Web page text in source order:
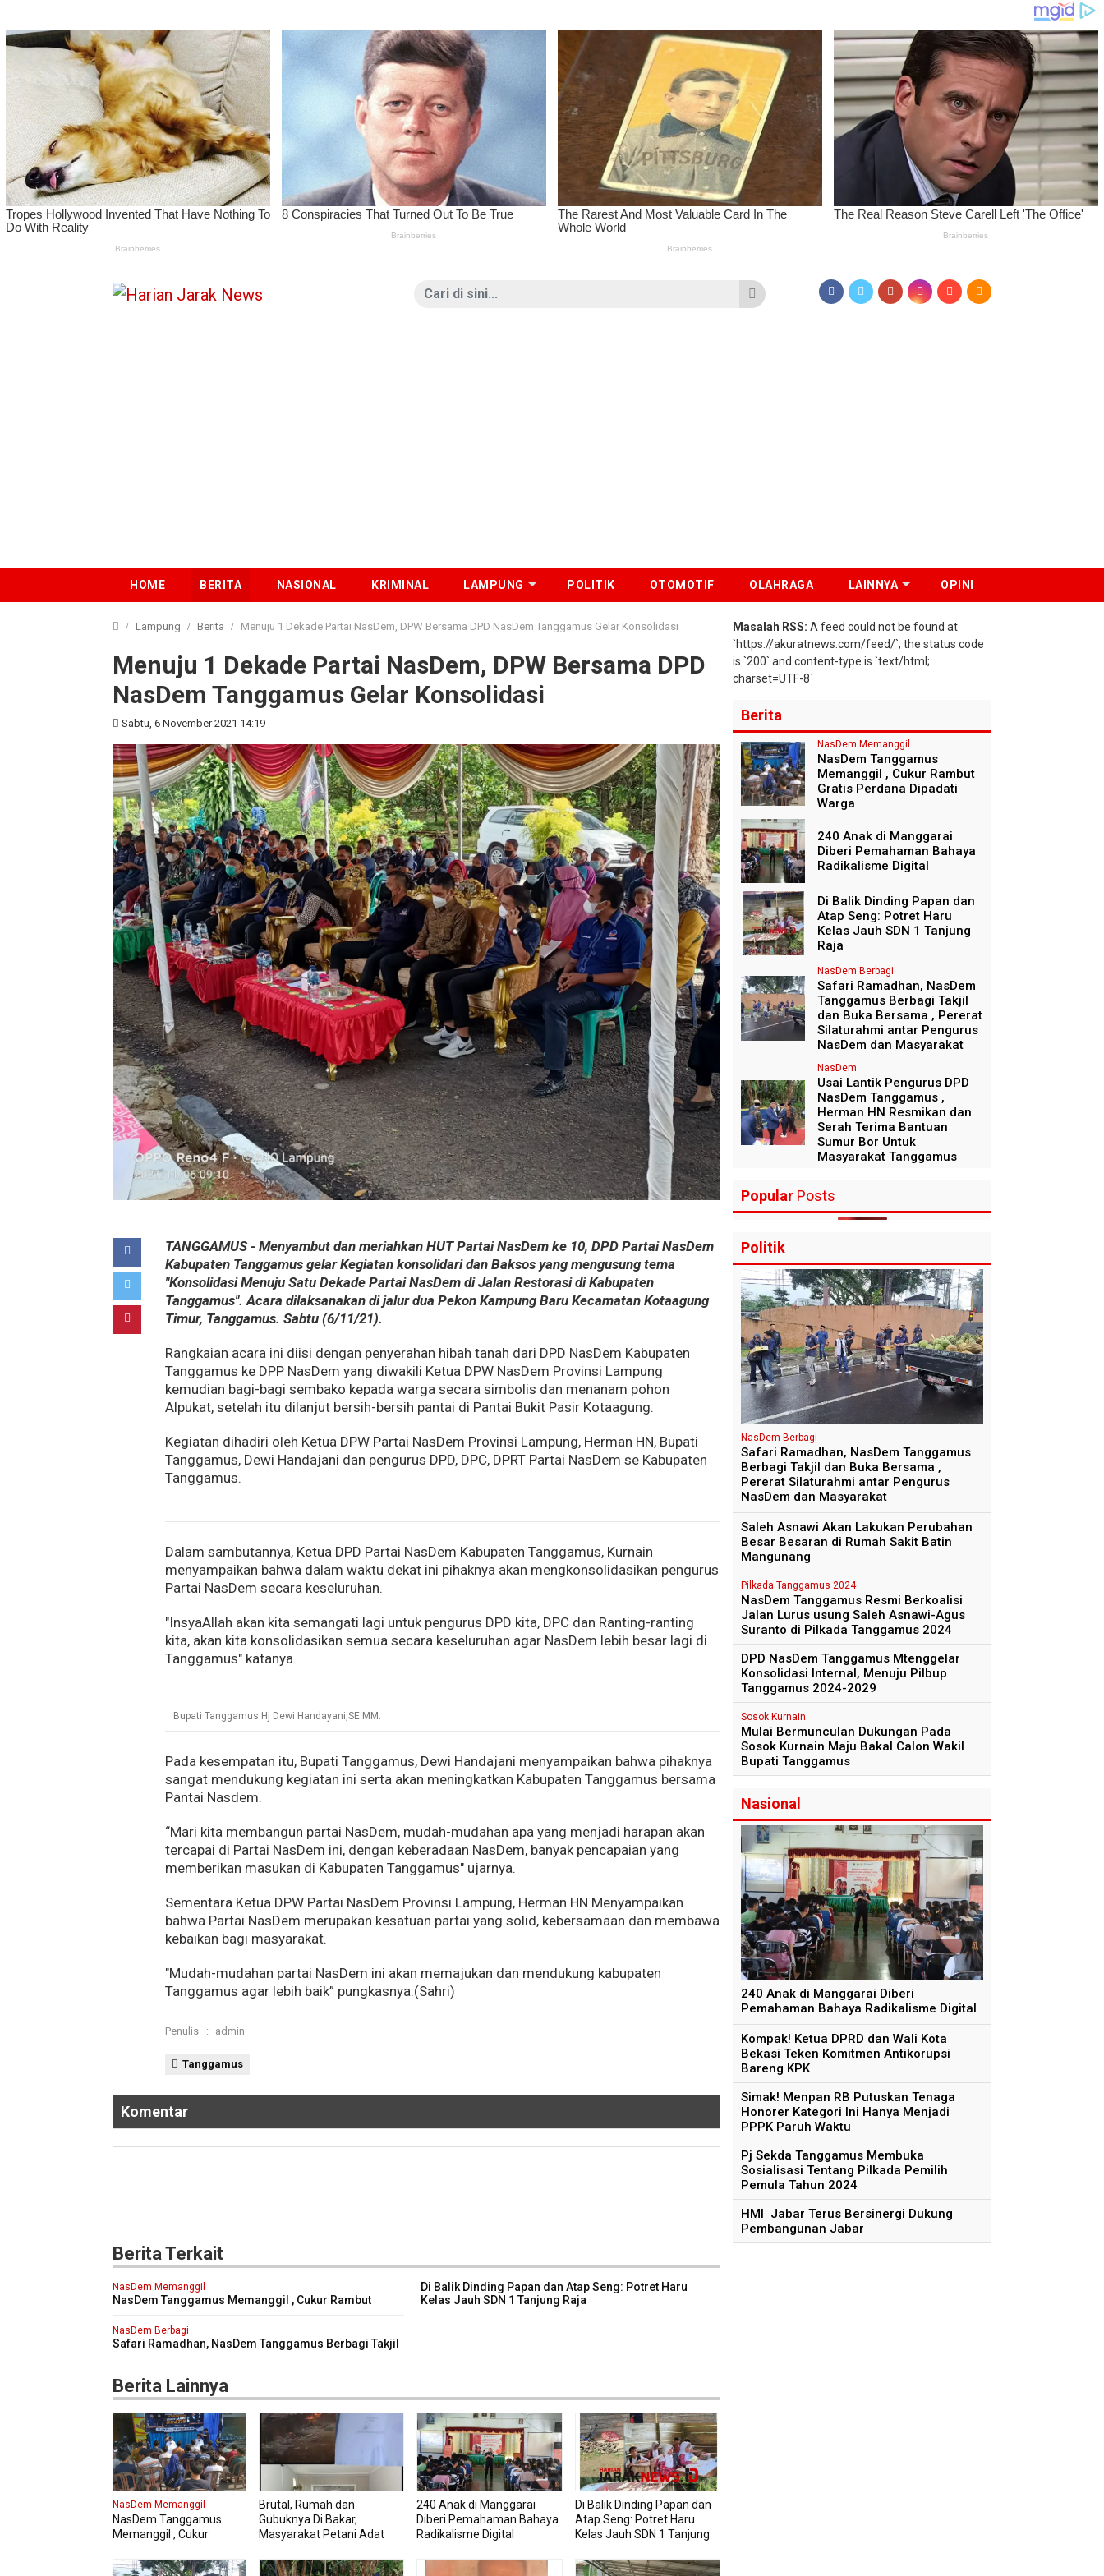
HOME BERITA NASIONAL KRIMINAL LAMPUNG POLITIK OTOMOTIF OLAHRAGA LAINNYA OPINI
Lampung Berita Menuju 1 Dekade Partai NasDem, DPW Bersama DPD NasDem Tanggamus Gelar Konsolidasi
Menuju 1 Dekade Partai NasDem, DPW Bersama DPD
NasDem Tanggamus Gelar Konsolidasi
Sabtu, 6 November 2021 14:19
TANGGAMUS - Menyambut dan meriahkan HUT Partai NasDem ke 10, DPD Partai NasDem
Kabupaten Tanggamus gelar Kegiatan konsolidari dan Baksos yang mengusung tema
"Konsolidasi Menuju Satu Dekade Partai NasDem di Jalan Restorasi di Kabupaten
Tanggamus". Acara dilaksanakan di jalur dua Pekon Kampung Baru Kecamatan Kotaagung
Timur, Tanggamus. Sabtu (6/11/21).
Rangkaian acara ini diisi dengan penyerahan hibah tanah dari DPD NasDem Kabupaten
Tanggamus ke DPP NasDem yang diwakili Ketua DPW NasDem Provinsi Lampung
kemudian bagi-bagi sembako kepada warga secara simbolis dan menanam pohon
Alpukat, setelah itu dilanjut bersih-bersih pantai di Pantai Bukit Pasir Kotaagung.
Kegiatan dihadiri oleh Ketua DPW Partai NasDem Provinsi Lampung, Herman HN, Bupati
Tanggamus, Dewi Handajani dan pengurus DPD, DPC, DPRT Partai NasDem se Kabupaten
Tanggamus.
Dalam sambutannya, Ketua DPD Partai NasDem Kabupaten Tanggamus, Kurnain
menyampaikan bahwa dalam waktu dekat ini pihaknya akan mengkonsolidasikan pengurus
Partai NasDem secara keseluruhan.
"InsyaAllah akan kita semangati lagi untuk pengurus DPD kita, DPC dan Ranting-ranting
kita, akan kita konsolidasikan semua secara keseluruhan agar NasDem lebih besar lagi di
Tanggamus" katanya.
Bupati Tanggamus Hj Dewi Handayani,SE.MM.
Pada kesempatan itu, Bupati Tanggamus, Dewi Handajani menyampaikan bahwa pihaknya
sangat mendukung kegiatan ini serta akan meningkatkan Kabupaten Tanggamus bersama
Pantai Nasdem.
“Mari kita membangun partai NasDem, mudah-mudahan apa yang menjadi harapan akan
tercapai di Partai NasDem ini, dengan keberadaan NasDem, banyak pencapaian yang
memberikan masukan di Kabupaten Tanggamus" ujarnya.
Sementara Ketua DPW Partai NasDem Provinsi Lampung, Herman HN Menyampaikan
bahwa Partai NasDem merupakan kesatuan partai yang solid, kebersamaan dan membawa
kebaikan bagi masyarakat.
"Mudah-mudahan partai NasDem ini akan memajukan dan mendukung kabupaten
Tanggamus agar lebih baik” pungkasnya.(Sahri)
Penulis : admin
Tanggamus
Komentar
Berita Terkait
NasDem Memanggil
NasDem Tanggamus Memanggil , Cukur Rambut
Di Balik Dinding Papan dan Atap Seng: Potret Haru
Kelas Jauh SDN 1 Tanjung Raja
NasDem Berbagi
Safari Ramadhan, NasDem Tanggamus Berbagi Takjil
Berita Lainnya
NasDem Memanggil
NasDem Tanggamus
Memanggil , Cukur
Dipadati Warga
Brutal, Rumah dan
Gubuknya Di Bakar,
Masyarakat Petani Adat
240 Anak di Manggarai
Diberi Pemahaman Bahaya
Radikalisme Digital
Di Balik Dinding Papan dan
Atap Seng: Potret Haru
Kelas Jauh SDN 1 Tanjung
Masalah RSS: A feed could not be found at
`https://akuratnews.com/feed/`; the status code
is `200` and content-type is `text/html;
charset=UTF-8`
Berita
NasDem Memanggil
NasDem Tanggamus
Memanggil , Cukur Rambut
Gratis Perdana Dipadati
Warga
240 Anak di Manggarai
Diberi Pemahaman Bahaya
Radikalisme Digital
Di Balik Dinding Papan dan
Atap Seng: Potret Haru
Kelas Jauh SDN 1 Tanjung
Raja
NasDem Berbagi
Safari Ramadhan, NasDem
Tanggamus Berbagi Takjil
dan Buka Bersama , Pererat
Silaturahmi antar Pengurus
NasDem dan Masyarakat
NasDem
Usai Lantik Pengurus DPD
NasDem Tanggamus ,
Herman HN Resmikan dan
Serah Terima Bantuan
Sumur Bor Untuk
Masyarakat Tanggamus
Popular Posts
Politik
NasDem Berbagi
Safari Ramadhan, NasDem Tanggamus
Berbagi Takjil dan Buka Bersama ,
Pererat Silaturahmi antar Pengurus
NasDem dan Masyarakat
Saleh Asnawi Akan Lakukan Perubahan
Besar Besaran di Rumah Sakit Batin
Mangunang
Pilkada Tanggamus 2024
NasDem Tanggamus Resmi Berkoalisi
Jalan Lurus usung Saleh Asnawi-Agus
Suranto di Pilkada Tanggamus 2024
DPD NasDem Tanggamus Mtenggelar
Konsolidasi Internal, Menuju Pilbup
Tanggamus 2024-2029
Sosok Kurnain
Mulai Bermunculan Dukungan Pada
Sosok Kurnain Maju Bakal Calon Wakil
Bupati Tanggamus
Nasional
240 Anak di Manggarai Diberi
Pemahaman Bahaya Radikalisme Digital
Kompak! Ketua DPRD dan Wali Kota
Bekasi Teken Komitmen Antikorupsi
Bareng KPK
Simak! Menpan RB Putuskan Tenaga
Honorer Kategori Ini Hanya Menjadi
PPPK Paruh Waktu
Pj Sekda Tanggamus Membuka
Sosialisasi Tentang Pilkada Pemilih
Pemula Tahun 2024
HMI Jabar Terus Bersinergi Dukung
Pembangunan Jabar